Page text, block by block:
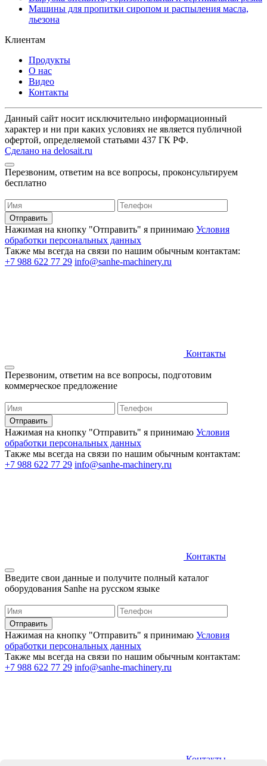
Машины для пропитки сиропом и распыления масла,
льезона
Клиентам
Продукты
О нас
Видео
Контакты
Данный сайт носит исключительно информационный
характер и ни при каких условиях не является публичной
офертой, определяемой статьями 437 ГК РФ.
Сделано на delosait.ru
Перезвоним, ответим на все вопросы, проконсультируем
бесплатно
Нажимая на кнопку "Отправить" я принимаю Условия
обработки персональных данных
Также мы всегда на связи по нашим обычным контактам:
+7 988 622 77 29 info@sanhe-machinery.ru
Контакты
Перезвоним, ответим на все вопросы, подготовим
коммерческое предложение
Нажимая на кнопку "Отправить" я принимаю Условия
обработки персональных данных
Также мы всегда на связи по нашим обычным контактам:
+7 988 622 77 29 info@sanhe-machinery.ru
Контакты
Введите свои данные и получите полный каталог
оборудования Sanhe на русском языке
Нажимая на кнопку "Отправить" я принимаю Условия
обработки персональных данных
Также мы всегда на связи по нашим обычным контактам:
+7 988 622 77 29 info@sanhe-machinery.ru
Контакты